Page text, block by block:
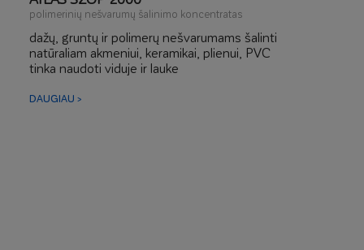
polimerinių nešvarumų šalinimo koncentratas
dažų, gruntų ir polimerų nešvarumams šalinti
natūraliam akmeniui, keramikai, plienui, PVC
tinka naudoti viduje ir lauke
DAUGIAU >